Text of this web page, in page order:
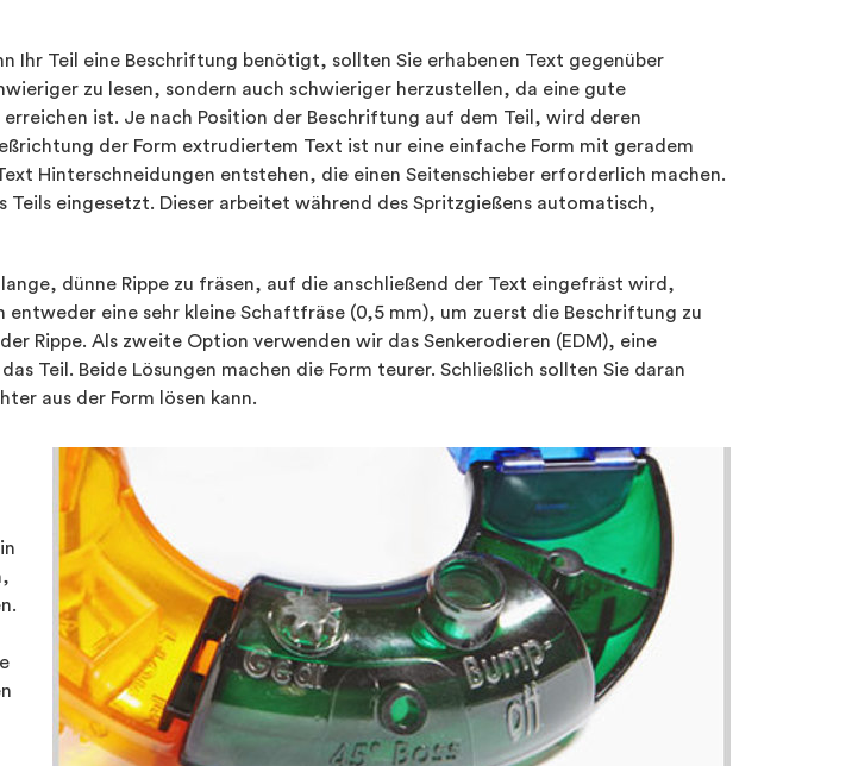
Ihr Teil eine Beschriftung benötigt, sollten Sie erhabenen Text gegenüber
zu lesen, sondern auch schwieriger herzustellen, da eine gute
ist. Je nach Position der Beschriftung auf dem Teil, wird deren
der Form extrudiertem Text ist nur eine einfache Form mit geradem
Hinterschneidungen entstehen, die einen Seitenschieber erforderlich machen.
eingesetzt. Dieser arbeitet während des Spritzgießens automatisch,
dünne Rippe zu fräsen, auf die anschließend der Text eingefräst wird,
eine sehr kleine Schaftfräse (0,5 mm), um zuerst die Beschriftung zu
Rippe. Als zweite Option verwenden wir das Senkerodieren (EDM), eine
Teil. Beide Lösungen machen die Form teurer. Schließlich sollten Sie daran
aus der Form lösen kann.